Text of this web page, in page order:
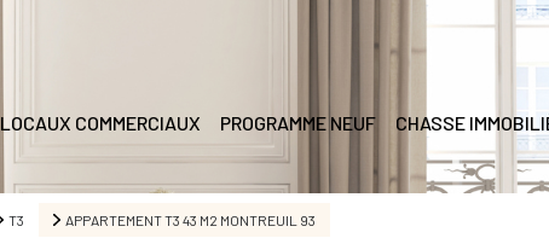
LOCAUX COMMERCIAUX PROGRAMME NEUF CHASSE
T3 APPARTEMENT T3 43 M2 MONTREUIL 93